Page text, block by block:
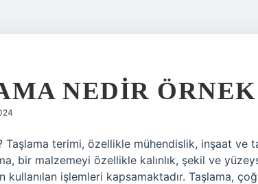
NEDIR ÖRNEK
Taşlama terimi, özellikle mühendislik, inşaat ve
bir malzemeyi özellikle kalınlık, şekil ve
kullanılan işlemleri kapsamaktadır. Taşlama,